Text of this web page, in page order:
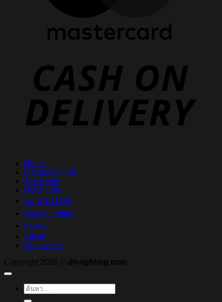
Home
Magnetic Light
Track light
Downlight
หลอดไฟ LED
สินค้า Lighting
ผลงาน
Article
Contact Us
Copyright 2026 © dn-lighting.com
ค้นหา: